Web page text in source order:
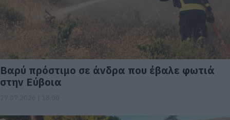
Βαρύ πρόστιμο σε άνδρα που έβαλε φωτιά
στην Εύβοια